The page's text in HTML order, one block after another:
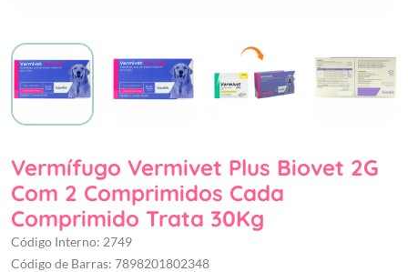
Vermífugo Vermivet Plus Biovet 2G
Com 2 Comprimidos Cada
Comprimido Trata 30Kg
Código Interno: 2749
Código de Barras: 7898201802348